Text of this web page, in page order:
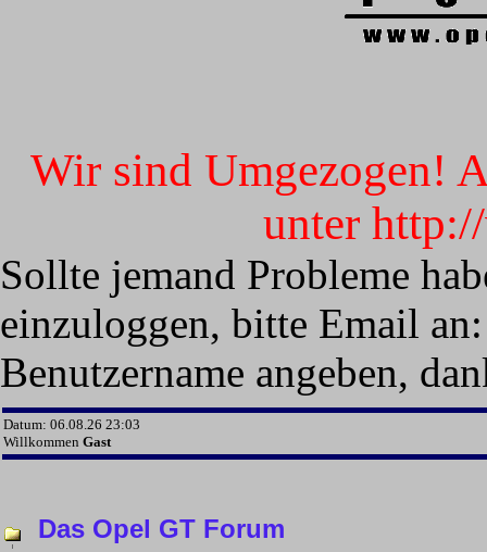
Wir sind Umgezogen!
unter
Sollte jemand Probleme
einzuloggen, bitte Email
Benutzername angeben,
Datum: 06.08.26 23:03
Willkommen Gast
Das Opel GT Forum